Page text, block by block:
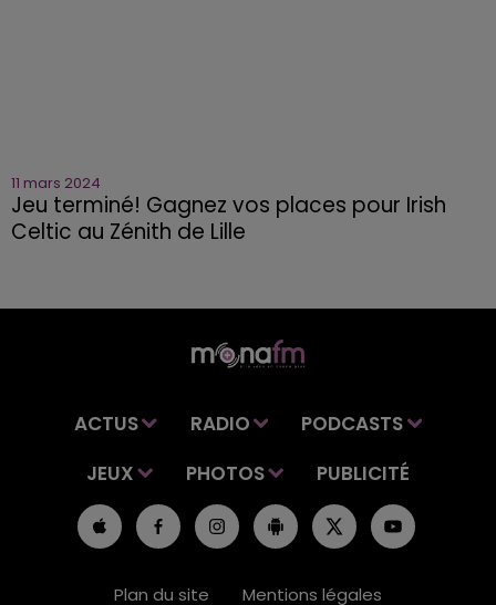
11 mars 2024
Jeu terminé! Gagnez vos places pour Irish
Celtic au Zénith de Lille
ACTUS RADIO
PODCASTS
JEUX
PHOTOS PUBLICITÉ
Plan du site Mentions légales